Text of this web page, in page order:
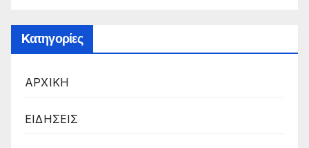
Kατηγορίες
ΑΡΧΙΚΗ
ΕΙΔΗΣΕΙΣ